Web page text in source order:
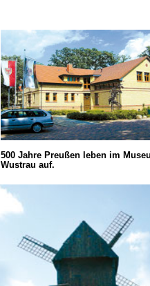
500 Jahre Preußen leben im
Wustrau auf.